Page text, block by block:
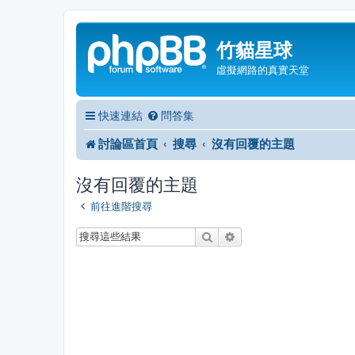
竹貓星球
虛擬網路的真實天堂
快速連結 問答集
討論區首頁 搜尋 沒有回覆的主題
沒有回覆的主題
前往進階搜尋
搜尋